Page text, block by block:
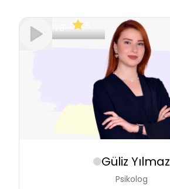
Güliz Yılmaz
Psikolog